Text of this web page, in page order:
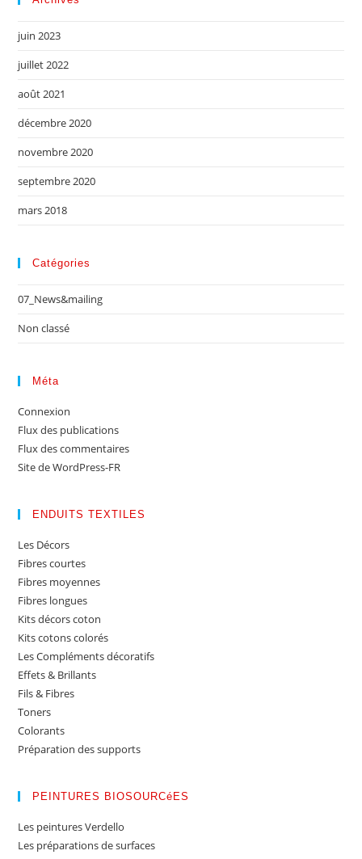
juin 2023
juillet 2022
août 2021
décembre 2020
novembre 2020
septembre 2020
mars 2018
Catégories
07_News&mailing
Non classé
Méta
Connexion
Flux des publications
Flux des commentaires
Site de WordPress-FR
ENDUITS TEXTILES
Les Décors
Fibres courtes
Fibres moyennes
Fibres longues
Kits décors coton
Kits cotons colorés
Les Compléments décoratifs
Effets & Brillants
Fils & Fibres
Toners
Colorants
Préparation des supports
PEINTURES BIOSOURCéES
Les peintures Verdello
Les préparations de surfaces